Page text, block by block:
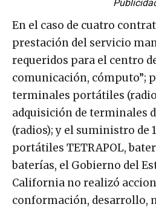
En el caso de cuatro
prestación del servicio
requeridos para el centro
comunicación, cómputo”;
terminales portátiles
adquisición de terminales
(radios); y el suministro de
portátiles TETRAPOL,
baterías, el Gobierno del
California no realizó
conformación, desarrollo,